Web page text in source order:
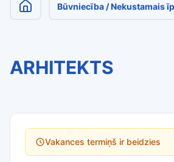
Būvniecība / Nekustamais
ARHITEKTS
Vakances termiņš ir beidzies